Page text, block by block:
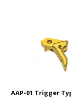
AAP-01 Trigger